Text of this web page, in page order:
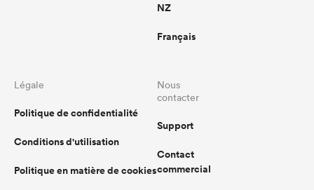
NZ
Français
Légale
Politique de confidentialité
Conditions d'utilisation
Politique en matière de cookies
Nous
contacter
Support
Contact
commercial